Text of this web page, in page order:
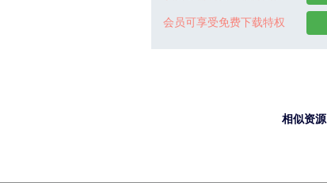
会员可享受免费下载特权
相似资源